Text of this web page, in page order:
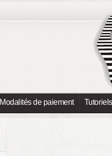
Modalités de paiement Tutoriels